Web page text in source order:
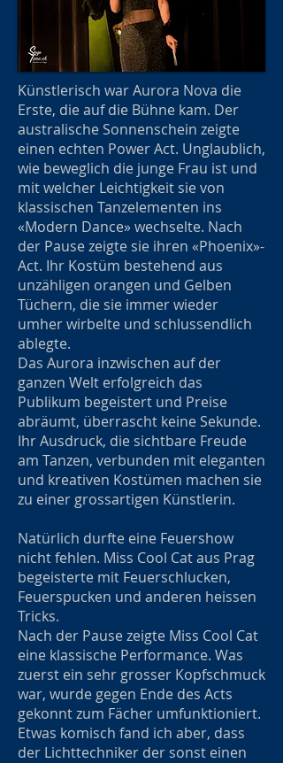
Künstlerisch war Aurora Nova die
Erste, die auf die Bühne kam. Der
australische Sonnenschein zeigte
einen echten Power Act. Unglaublich,
wie beweglich die junge Frau ist und
mit welcher Leichtigkeit sie von
klassischen Tanzelementen ins
«Modern Dance» wechselte. Nach
der Pause zeigte sie ihren «Phoenix»-
Act. Ihr Kostüm bestehend aus
unzähligen orangen und Gelben
Tüchern, die sie immer wieder
umher wirbelte und schlussendlich
ablegte.
Das Aurora inzwischen auf der
ganzen Welt erfolgreich das
Publikum begeistert und Preise
abräumt, überrascht keine Sekunde.
Ihr Ausdruck, die sichtbare Freude
am Tanzen, verbunden mit eleganten
und kreativen Kostümen machen sie
zu einer grossartigen Künstlerin.
Natürlich durfte eine Feuershow
nicht fehlen. Miss Cool Cat aus Prag
begeisterte mit Feuerschlucken,
Feuerspucken und anderen heissen
Tricks.
Nach der Pause zeigte Miss Cool Cat
eine klassische Performance. Was
zuerst ein sehr grosser Kopfschmuck
war, wurde gegen Ende des Acts
gekonnt zum Fächer umfunktioniert.
Etwas komisch fand ich aber, dass
der Lichttechniker der sonst einen